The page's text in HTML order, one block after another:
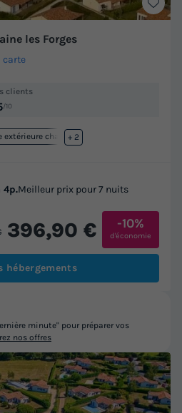
les Forges
carte
clients
/10
extérieure chauffée
+ 2
4p.Meilleur prix pour 7 nuits
396,90 € -10%
d'économie
hébergements
minute" pour préparer vos
nos offres